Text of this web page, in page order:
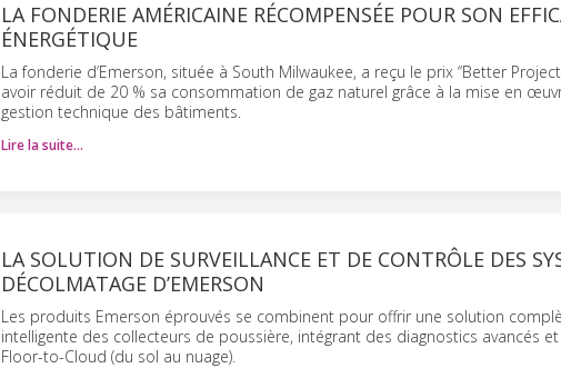
LA FONDERIE AMÉRICAINE RÉCOMPENSÉE POUR SON
ÉNERGÉTIQUE
La fonderie d’Emerson, située à South Milwaukee, a reçu le prix ‘’Better
avoir réduit de 20 % sa consommation de gaz naturel grâce à la mise en
gestion technique des bâtiments.
Lire la suite…
LA SOLUTION DE SURVEILLANCE ET DE CONTRÔLE DES
DÉCOLMATAGE D’EMERSON
Les produits Emerson éprouvés se combinent pour offrir une solution
intelligente des collecteurs de poussière, intégrant des diagnostics avancés
Floor-to-Cloud (du sol au nuage).